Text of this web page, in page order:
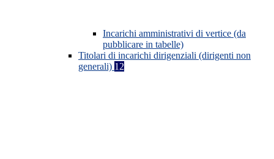
Incarichi amministrativi di vertice (da
pubblicare in tabelle)
Titolari di incarichi dirigenziali (dirigenti non
generali) 12